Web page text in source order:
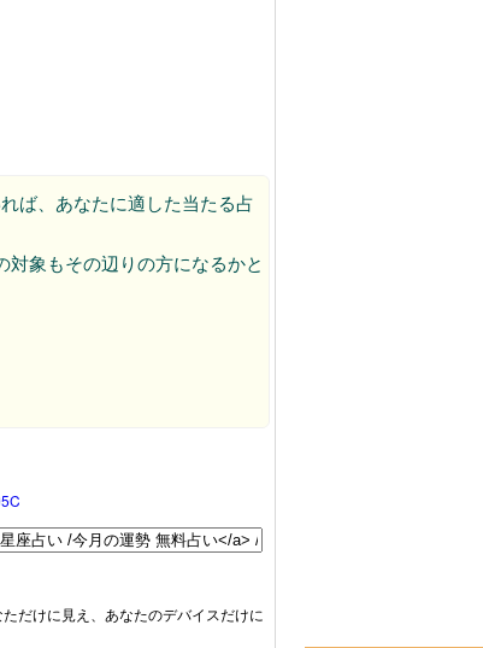
ば、あなたに適した当たる占
象もその辺りの方になるかと
だけに見え、あなたのデバイスだけに